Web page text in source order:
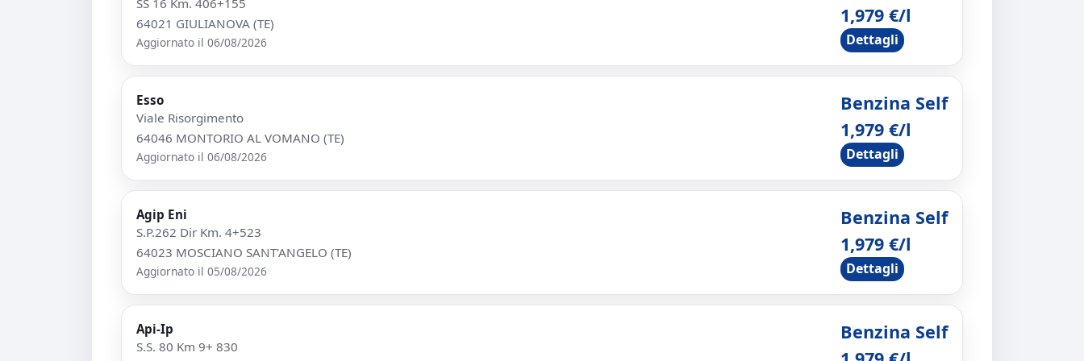
SS 16 Km. 406+155
64021 GIULIANOVA (TE)
Aggiornato il 06/08/2026
1,979 €/l
Dettagli
Esso
Viale Risorgimento
64046 MONTORIO AL VOMANO (TE)
Aggiornato il 06/08/2026
Benzina Self
1,979 €/l
Dettagli
Agip Eni
S.P.262 Dir Km. 4+523
64023 MOSCIANO SANT'ANGELO (TE)
Aggiornato il 05/08/2026
Benzina Self
1,979 €/l
Dettagli
Api-Ip
S.S. 80 Km 9+ 830
Benzina Self